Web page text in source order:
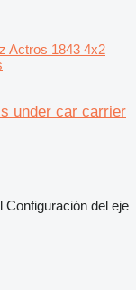
Actros 1843 4x2
under car carrier
Configuración del eje